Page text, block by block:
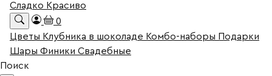
Сладко Красиво
0
Цветы Клубника в шоколаде Комбо-наборы Подарки
Шары Финики Свадебные
Поиск